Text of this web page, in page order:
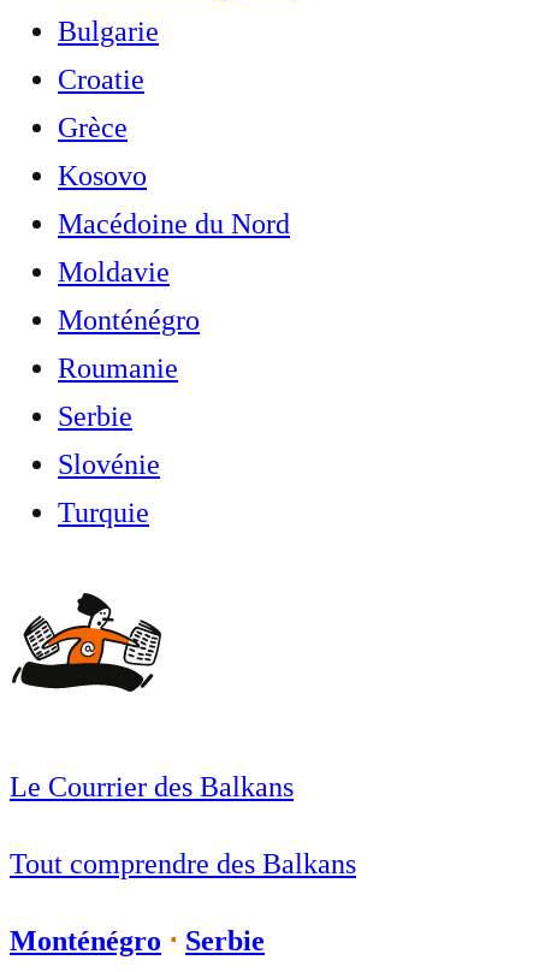
Bulgarie
Croatie
Grèce
Kosovo
Macédoine du Nord
Moldavie
Monténégro
Roumanie
Serbie
Slovénie
Turquie
Le Courrier des Balkans
Tout comprendre des Balkans
Monténégro ⋅ Serbie